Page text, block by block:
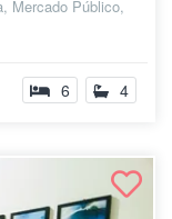
Mercado Público,
6 4